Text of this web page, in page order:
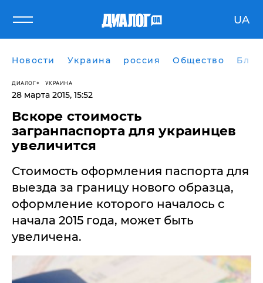
UA
Новости Украина россия Общество
ДИАЛОГ УКРАИНА
28 марта 2015, 15:52
Вскоре стоимость
загранпаспорта для украинцев
увеличится
Стоимость оформления паспорта для
выезда за границу нового образца,
оформление которого началось с
начала 2015 года, может быть
увеличена.